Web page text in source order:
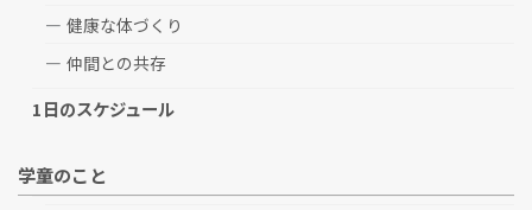
健康な体づくり
仲間との共存
1日のスケジュール
学童のこと